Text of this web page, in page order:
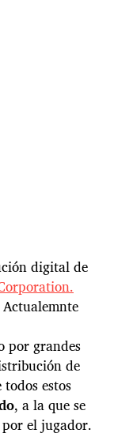
digital de
por grandes
de
estos
, a la que se
el jugador.